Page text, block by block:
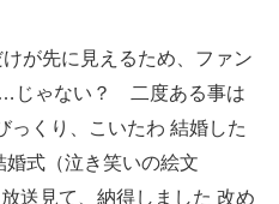
が先に見えるため、ファン
じゃない？ 二度ある事は
っくり、こいたわ 結婚した
式（泣き笑いの絵文
送見て、納得しました 改め